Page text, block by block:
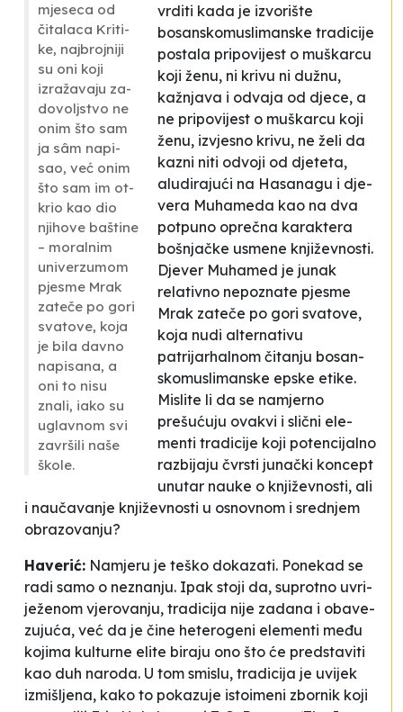
mje­se­ca od
čita­la­ca Kri­ti­
ke, naj­broj­ni­ji
su oni ko­ji
izražava­ju za­
do­volj­stvo ne
onim što sam
ja sâm na­pi­
sao, već onim
što sam im ot­
krio kao dio
nji­ho­ve ba­šti­ne
– mo­ral­nim
uni­ver­zu­mom
pje­sme Mrak
za­teče po go­ri
sva­to­ve, ko­ja
je bi­la da­vno
na­pi­sa­na, a
oni to ni­su
zna­li, iako su
ugla­vnom svi
za­vrši­li na­še
ško­le.
vrdi­ti ka­da je izvo­ri­šte
bosansko­mu­sli­man­ske tra­di­ci­je
pos­ta­la pri­po­vi­jest o mu­škar­cu
ko­ji ženu, ni kri­vu ni dužnu,
kažnja­va i odva­ja od dje­ce, a
ne pri­po­vi­jest o mu­škar­cu ko­ji
ženu, iz­vje­sno kri­vu, ne želi da
ka­zni ni­ti odvo­ji od dje­te­ta,
alu­di­ra­jući na Ha­sa­na­gu i dje­
ve­ra Mu­ha­me­da kao na dva
potpuno oprečna ka­ra­kte­ra
boš­njačke usme­ne knjiže­vnos­ti.
Dje­ver Mu­ha­med je ju­nak
relati­vno ne­po­zna­te pje­sme
Mrak za­teče po go­ri sva­to­ve,
ko­ja nu­di al­ter­na­ti­vu
patrijarhalnom čita­nju bo­san­
sko­mu­sli­man­ske ep­ske eti­ke.
Mi­sli­te li da se na­mjer­no
prešućuju ova­kvi i slični ele­
men­ti tra­di­ci­je ko­ji po­ten­ci­jal­no
ra­zbi­ja­ju čvrsti ju­nački kon­cept
unu­tar na­uke o knjiže­vnos­ti, ali
i naučava­nje knjiže­vnos­ti u osno­vnom i sre­dnjem
obrazovanju?
Ha­ve­rić: Na­mje­ru je te­ško do­ka­za­ti. Po­ne­kad se
ra­di sa­mo o ne­zna­nju. Ipak sto­ji da, suprotno uvri­
ježenom vje­ro­va­nju, tra­di­ci­ja ni­je za­da­na i oba­ve­
zu­juća, već da je čine heteroge­ni ele­men­ti među
ko­ji­ma kul­tur­ne eli­te bi­ra­ju ono što će pred­sta­vi­ti
kao duh naroda. U tom smi­slu, tra­di­ci­ja je uvi­jek
izmiš­lje­na, ka­ko to po­ka­zu­je is­to­ime­ni zbor­nik ko­ji